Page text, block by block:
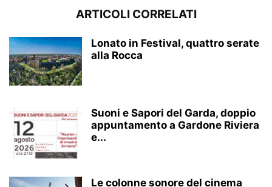
ARTICOLI CORRELATI
Lonato in Festival, quattro serate
alla Rocca
Suoni e Sapori del Garda, doppio
appuntamento a Gardone Riviera
e...
Le colonne sonore del cinema